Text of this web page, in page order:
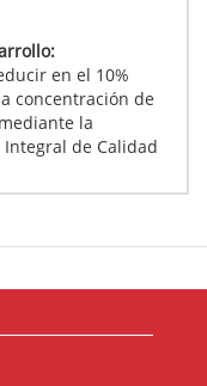
en el 10%
concentración de
la
de Calidad